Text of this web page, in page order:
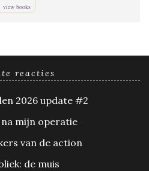
view books
reacties
2026 update #2
na mijn operatie
van de action
de muis